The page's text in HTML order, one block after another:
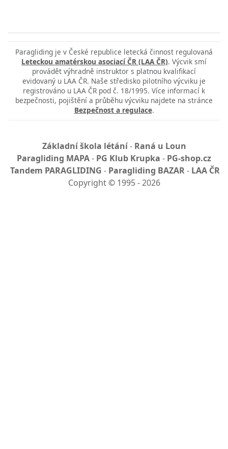
Paragliding je v České republice letecká činnost regulovaná
Leteckou amatérskou asociací ČR (LAA ČR). Výcvik smí
provádět výhradně instruktor s platnou kvalifikací
evidovaný u LAA ČR. Naše středisko pilotního výcviku je
registrováno u LAA ČR pod č. 18/1995. Více informací k
bezpečnosti, pojištění a průběhu výcviku najdete na stránce
Bezpečnost a regulace.
Základní škola létání- Raná u Loun
Paragliding MAPA- PG Klub Krupka - PG-shop.cz
Tandem PARAGLIDING - Paragliding BAZAR- LAA ČR
Copyright©1995 - 2026